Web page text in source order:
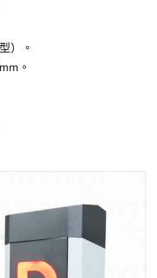
）。
。